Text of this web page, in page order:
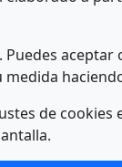
. Puedes aceptar
de
Y